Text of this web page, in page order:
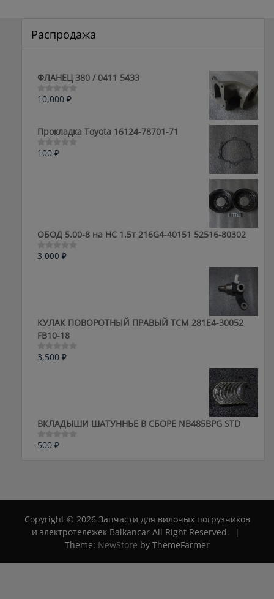
Распродажа
ФЛАНЕЦ 380 / 0411 5433
Оценка
5
10,000 ₽
Прокладка Toyota 16124-78701-71
Оценка
100 ₽
ОБОД 5.00-8 на HC 1.5т 216G4-40151 52516-80302
Оценка
3,000 ₽
КУЛАК ПОВОРОТНЫЙ ПРАВЫЙ ТСМ 281E4-30052
FB10-18
Оценка
3,500 ₽
ВКЛАДЫШИ ШАТУННЬЕ В СБОРЕ NB485BPG STD
Оценка
500 ₽
Copyright © 2026 Запчасти для вилочых погрузчиков
и электротележек Balkancar All Right Reserved.
|
Theme: NewStore by ThemeFarmer